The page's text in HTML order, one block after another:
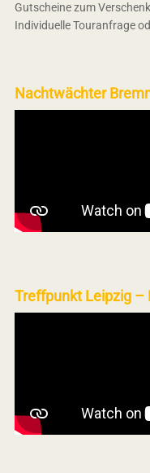
Gutscheine zum
Individuelle Touranfrage
Nachtwächter
Treffpunkt Leipzig –